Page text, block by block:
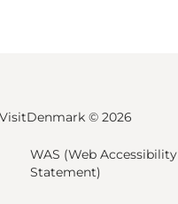
VisitDenmark © 2026
WAS (Web Accessibility
Statement)